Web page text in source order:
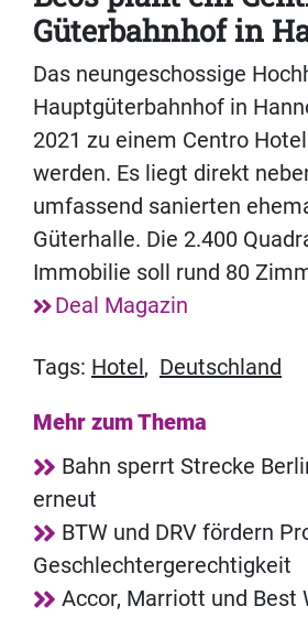
Güterbahnhof in
Das neungeschossige
Hauptgüterbahnhof in
2021 zu einem Centro
werden. Es liegt direkt
umfassend sanierten
Güterhalle. Die 2.400
Immobilie soll rund 80
Deal Magazin
Tags: Hotel , Deutschland
Mehr zum Thema
Bahn sperrt Strecke
erneut
BTW und DRV fördern
Geschlechtergerechtigkeit
Accor, Marriott und Best